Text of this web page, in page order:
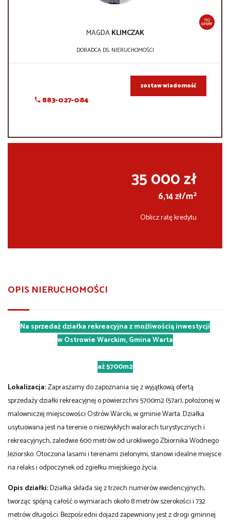
110
OFERT
MAGDAKLIMCZAK
DORADCA DS. NIERUCHOMOŚCI
883-027-084
zostaw wiadomość
35 000 zł
6,14 zł/m2
Oblicz ratę kredytu
OPIS NIERUCHOMOŚCI
Na sprzedaż działka rekreacyjna z możliwością inwestycji
w Ostrowie Warckim, Gmina Warta
aż 5700m2
Lokalizacja:Zapraszamy do zapoznania się z wyjątkową ofertą
sprzedaży działki rekreacyjnej o powierzchni 5700m2 (57ar), położonej w
malowniczej miejscowości Ostrów Warcki, w gminie Warta. Działka
usytuowana jest na terenie o niezwykłych walorach turystycznych i
rekreacyjnych, zaledwie 600 metrów od urokliwego Zbiornika Wodnego
Jeziorsko. Otoczona lasami i terenami zielonymi, stanowi idealne miejsce
na relaks i odpoczynek od zgiełku miejskiego życia.
Opis działki:Działka składa się z trzech numerów ewidencyjnych,
tworząc spójną całość o wymiarach około 8 metrów szerokości i 732
metrów długości. Bezpośredni dojazd zapewniony jest z drogi gminnej